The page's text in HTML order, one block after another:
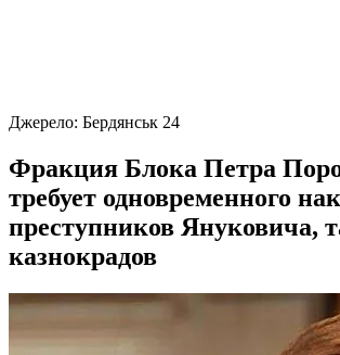
Джерело: Бердянськ 24
Фракция Блока Петра
требует одновременного
преступников Януковича,
казнокрадов